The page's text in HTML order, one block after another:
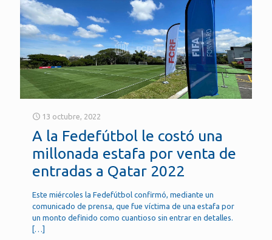
13 octubre, 2022
A la Fedefútbol le costó una
millonada estafa por venta de
entradas a Qatar 2022
Este miércoles la Fedefútbol confirmó, mediante un
comunicado de prensa, que fue víctima de una estafa por
un monto definido como cuantioso sin entrar en detalles.
[…]